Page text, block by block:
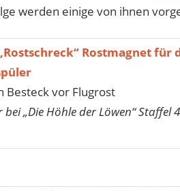
werden einige von ihnen
Rostmagnet für
Besteck vor Flugrost
bei „Die Höhle der Löwen“ Staffel 4